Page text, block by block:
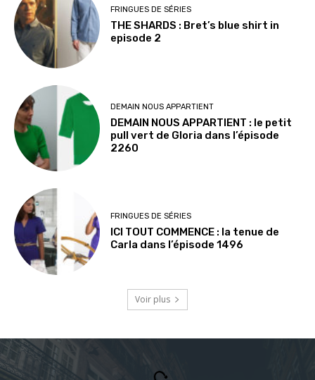
FRINGUES DE SÉRIES
THE SHARDS : Bret’s blue shirt in
episode 2
DEMAIN NOUS APPARTIENT
DEMAIN NOUS APPARTIENT : le petit
pull vert de Gloria dans l’épisode
2260
FRINGUES DE SÉRIES
ICI TOUT COMMENCE : la tenue de
Carla dans l’épisode 1496
Voir plus